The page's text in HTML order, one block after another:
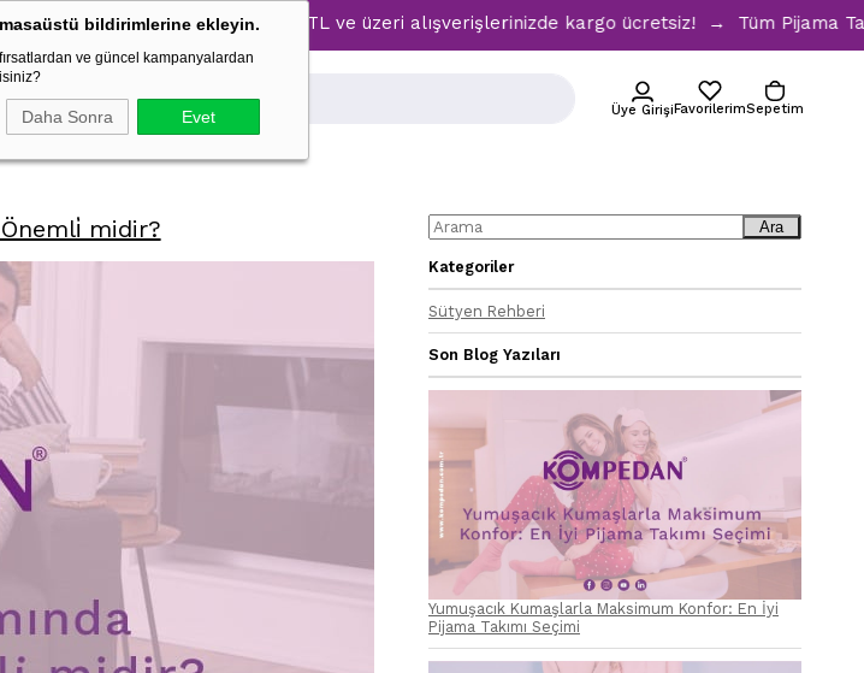
bildirimlerine ekleyin.
ve güncel kampanyalardan
Daha Sonra Evet
%30 İndirim → 1500 TL ve üzeri alışverişlerinizde kargo ücretsiz! → Tüm Pijama
Üye GirişiFavorilerimSepetim
midir? Ara
Kategoriler
Sütyen Rehberi
Son Blog Yazıları
Yumuşacık Kumaşlarla Maksimum Konfor: En İyi
Pijama Takımı Seçimi